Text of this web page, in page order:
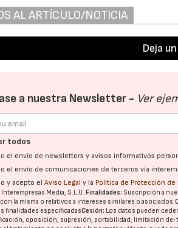
AL ARTÍCULO/NOTICIA
Deja
a nuestra Newsletter - Ver
todos
el envío de newsletters y avisos informativos
el envío de comunicaciones de terceros vía
y acepto elAviso Legal y la Política de Protección de
Interempresas Media, S.L.U. Finalidades: Suscripción a
la misma o relativos a intereses similares o asociados.
finalidades especificadasCesión: Los datos pueden
oposición, supresión, portabilidad, limitación del
28/07/2026